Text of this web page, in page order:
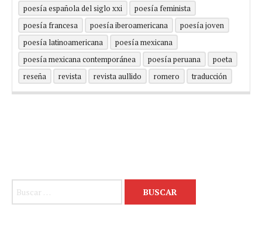
poesía española del siglo xxi
poesía feminista
poesía francesa
poesía iberoamericana
poesía joven
poesía latinoamericana
poesía mexicana
poesía mexicana contemporánea
poesía peruana
poeta
reseña
revista revista aullido romero traducción